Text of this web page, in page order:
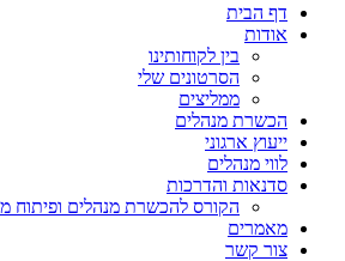
דף הבית
אודות
בין לקוחותינו
הסרטונים שלי
ממליצים
הכשרת מנהלים
ייעוץ ארגוני
לווי מנהלים
סדנאות והדרכות
הקורס להכשרת מנהלים ופיתוח
מאמרים
צור קשר